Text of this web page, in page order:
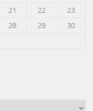
21 22
23
28 29
30